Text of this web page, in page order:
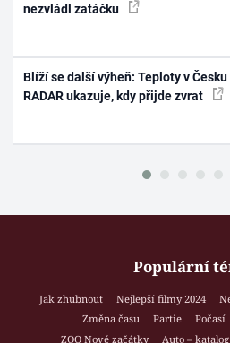
nezvládl zatáčku
Blíží se další výheň: Teploty v
RADAR ukazuje, kdy přijde zvrat
Populární
Jak zhubnout Nejlepší filmy 2024
Změna času
Partie Počasí
ZOO Nové začátky
Auto – katalog